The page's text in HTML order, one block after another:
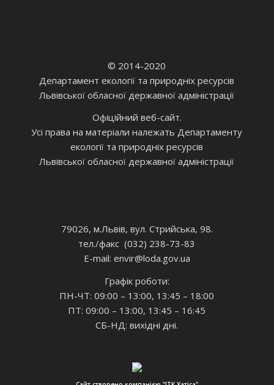
© 2014-2020
Департамент екології та природніх ресурсів
Львівської обласної державної адміністрації
Офіційний веб-сайт.
Усі права на матеріали належать Департаменту
екології та природніх ресурсів
Львівської обласної державної адміністрації
79026, м.Львів, вул. Стрийська, 98.
тел./факс (032) 238-73-83
E-mail: envir@loda.gov.ua
Графік роботи:
ПН-ЧТ: 09:00 – 13:00, 13:45 – 18:00
ПТ: 09:00 – 13:00, 13:45 – 16:45
СБ-НД: вихідні дні.